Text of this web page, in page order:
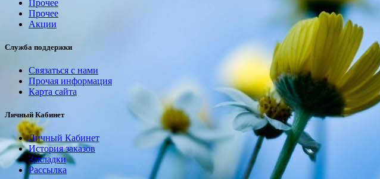
Прочее
Прочее
Акции
Служба поддержки
Связаться с нами
Прочая информация
Карта сайта
Личный Кабинет
Личный Кабинет
История заказов
Закладки
Рассылка